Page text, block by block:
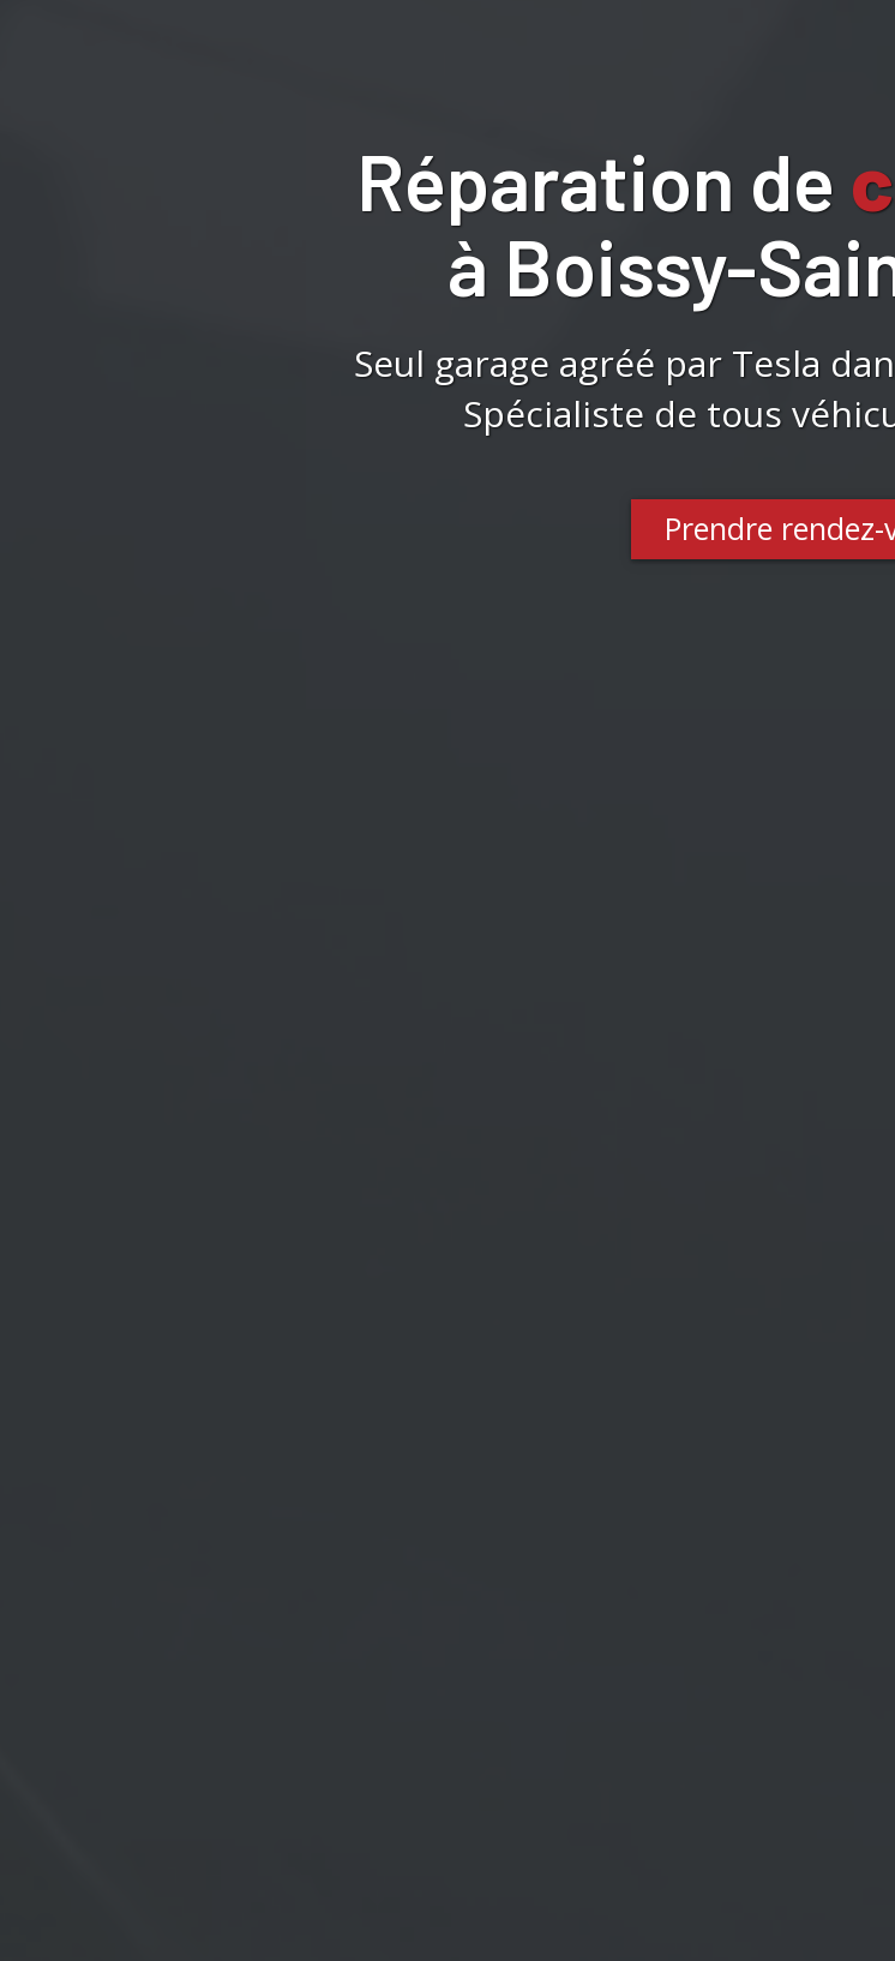
Réparation de
à Boissy-
Seul garage agréé par Tesla
Spécialiste de tous
Prendre rendez-